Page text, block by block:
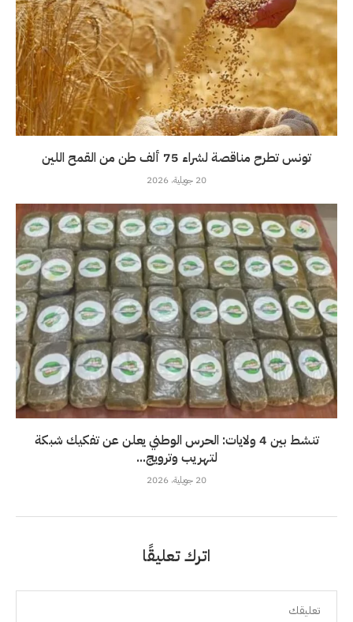
تونس تطرح مناقصة لشراء 75 ألف طن من القمح اللين
20 جويلية، 2026
تنشط بين 4 ولايات: الحرس الوطني يعلن عن تفكيك شبكة
لتهريب وترويج...
20 جويلية، 2026
اترك تعليقًا